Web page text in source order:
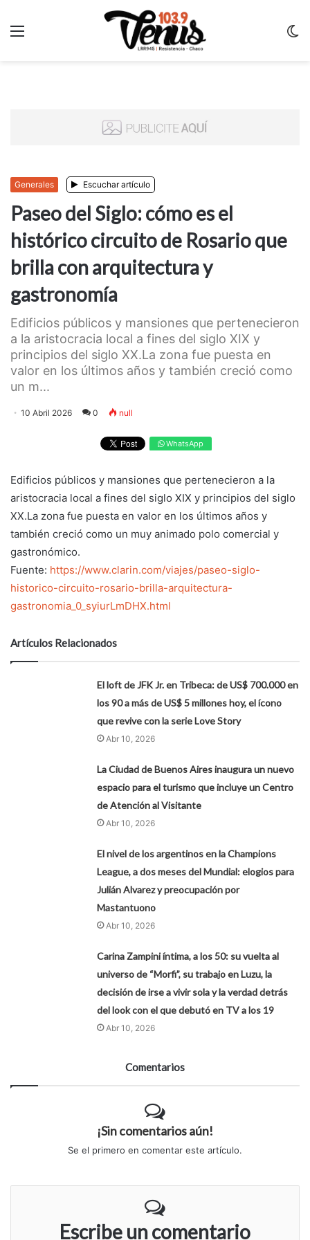
Generales Escuchar artículo
Paseo del Siglo: cómo es el
histórico circuito de Rosario que
brilla con arquitectura y
gastronomía
Edificios públicos y mansiones que pertenecieron
a la aristocracia local a fines del siglo XIX y
principios del siglo XX.La zona fue puesta en
valor en los últimos años y también creció como
un m...
10 Abril 2026 0 null
WhatsApp
Edificios públicos y mansiones que pertenecieron a la
aristocracia local a fines del siglo XIX y principios del siglo
XX.La zona fue puesta en valor en los últimos años y
también creció como un muy animado polo comercial y
gastronómico.
Fuente: https://www.clarin.com/viajes/paseo-siglo-
historico-circuito-rosario-brilla-arquitectura-
gastronomia_0_syiurLmDHX.html
Artículos Relacionados
El loft de JFK Jr. en Tribeca: de US$ 700.000 en
los 90 a más de US$ 5 millones hoy, el ícono
que revive con la serie Love Story
Abr 10, 2026
La Ciudad de Buenos Aires inaugura un nuevo
espacio para el turismo que incluye un Centro
de Atención al Visitante
Abr 10, 2026
El nivel de los argentinos en la Champions
League, a dos meses del Mundial: elogios para
Julián Alvarez y preocupación por
Mastantuono
Abr 10, 2026
Carina Zampini íntima, a los 50: su vuelta al
universo de “Morfi”, su trabajo en Luzu, la
decisión de irse a vivir sola y la verdad detrás
del look con el que debutó en TV a los 19
Abr 10, 2026
Comentarios
¡Sin comentarios aún!
Se el primero en comentar este artículo.
Escribe un comentario